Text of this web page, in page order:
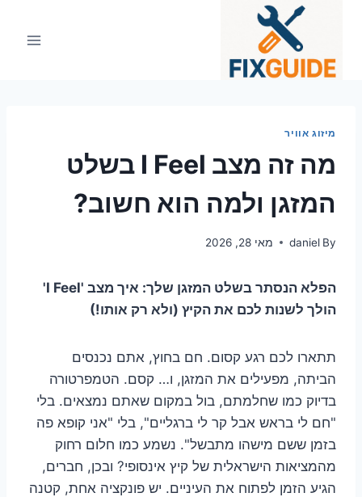
מיזוג אוויר
מה זה מצב I Feel בשלט
המזגן ולמה הוא חשוב?
By
daniel מאי 28, 2026
הפלא הנסתר בשלט המזגן שלך: איך מצב 'I Feel'
הולך לשנות לכם את הקיץ (ולא רק אותו!)
תתארו לכם רגע קסום. חם בחוץ, אתם נכנסים
הביתה, מפעילים את המזגן, ו… קסם. הטמפרטורה
בדיוק כמו שחלמתם, בול במקום שאתם נמצאים. בלי
"חם לי בראש אבל קר לי ברגליים", בלי "אני קופא פה
בזמן ששם מישהו מתבשל". נשמע כמו חלום רחוק
מהמציאות הישראלית של קיץ אינסופי? ובכן, חברים,
הגיע הזמן לפתוח את העיניים. יש פונקציה אחת, קטנה